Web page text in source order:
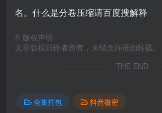
名。什么是分卷压缩请百度搜解释
© 版权声明
文章版权归作者所有，未经允许请勿转载。
THE END
合集打包
抖音微密